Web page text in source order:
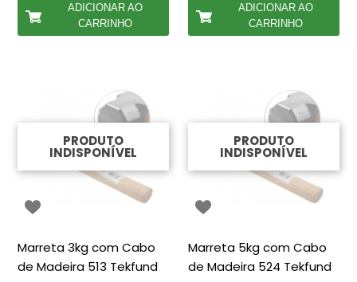
ADICIONAR AO
CARRINHO
ADICIONAR AO
CARRINHO
PRODUTO
INDISPONÍVEL
Marreta 3kg com Cabo
de Madeira 513 Tekfund
PRODUTO
INDISPONÍVEL
Marreta 5kg com Cabo
de Madeira 524 Tekfund